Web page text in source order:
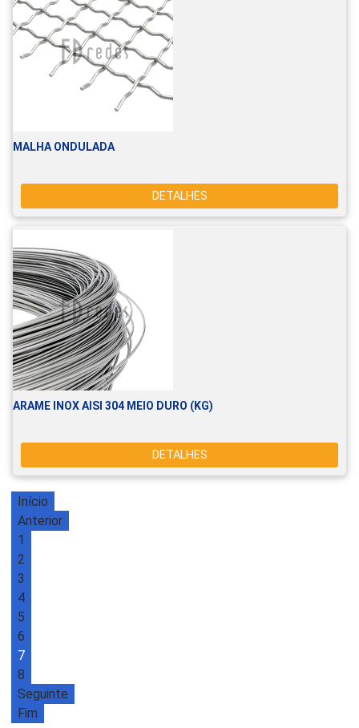
MALHA ONDULADA
DETALHES
ARAME INOX AISI 304 MEIO DURO (KG)
DETALHES
Início
Anterior
1
2
3
4
5
6
7
8
Seguinte
Fim